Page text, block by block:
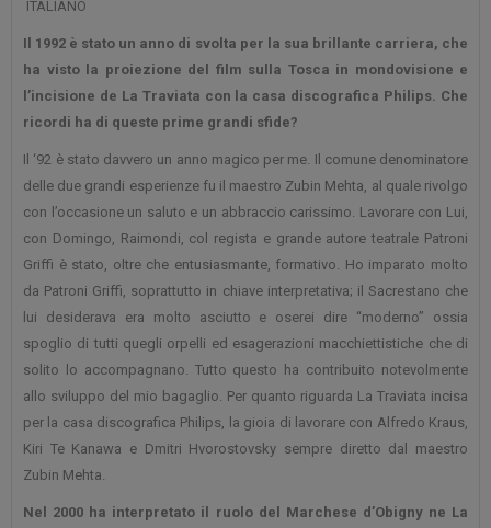
ITALIANO
Il 1992 è stato un anno di svolta per la sua brillante carriera, che
ha visto la proiezione del film sulla Tosca in mondovisione e
l’incisione de La Traviata con la casa discografica Philips. Che
ricordi ha di queste prime grandi sfide?
Il ‘92 è stato davvero un anno magico per me. Il comune denominatore
delle due grandi esperienze fu il maestro Zubin Mehta, al quale rivolgo
con l’occasione un saluto e un abbraccio carissimo. Lavorare con Lui,
con Domingo, Raimondi, col regista e grande autore teatrale Patroni
Griffi è stato, oltre che entusiasmante, formativo. Ho imparato molto
da Patroni Griffi, soprattutto in chiave interpretativa; il Sacrestano che
lui desiderava era molto asciutto e oserei dire “moderno” ossia
spoglio di tutti quegli orpelli ed esagerazioni macchiettistiche che di
solito lo accompagnano. Tutto questo ha contribuito notevolmente
allo sviluppo del mio bagaglio. Per quanto riguarda La Traviata incisa
per la casa discografica Philips, la gioia di lavorare con Alfredo Kraus,
Kiri Te Kanawa e Dmitri Hvorostovsky sempre diretto dal maestro
Zubin Mehta.
Nel 2000 ha interpretato il ruolo del Marchese d’Obigny ne La